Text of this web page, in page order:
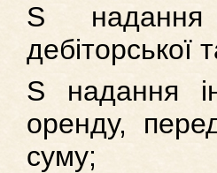
S надання
дебіторської
S надання
оренду,
суму;